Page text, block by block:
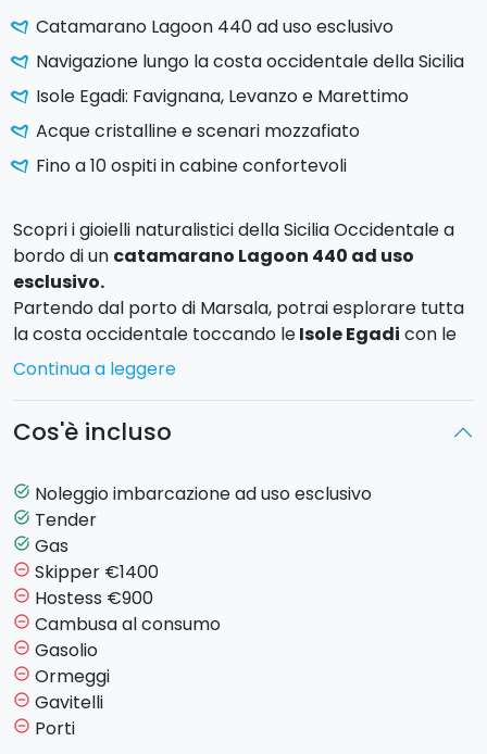
Catamarano Lagoon 440 ad uso esclusivo
Navigazione lungo la costa occidentale della Sicilia
Isole Egadi: Favignana, Levanzo e Marettimo
Acque cristalline e scenari mozzafiato
Fino a 10 ospiti in cabine confortevoli
Scopri i gioielli naturalistici della Sicilia Occidentale a
bordo di un catamarano Lagoon 440 ad uso
esclusivo.
Partendo dal porto di Marsala, potrai esplorare tutta
la costa occidentale toccando leIsole Egadi con le
acque cristalline di
Partenza:sabato pomeriggio dopo le 17:00.
sabato successivo entro le 09:00.
Max 10 passeggeri a bordo.
Dettagli imbarcazione:
440, 13,60 mt: massimo 10 persone disposte in
cabine doppiematrimoniali con 4 bagni con doccia
calda interna.
Continua a leggere
Cos'è incluso
task_alt Noleggio imbarcazione ad uso esclusivo
task_alt Tender
task_alt Gas
remove_circle_outline Skipper €1400
remove_circle_outline Hostess €900
remove_circle_outline Cambusa al consumo
remove_circle_outline Gasolio
remove_circle_outline Ormeggi
remove_circle_outline Gavitelli
remove_circle_outline Porti